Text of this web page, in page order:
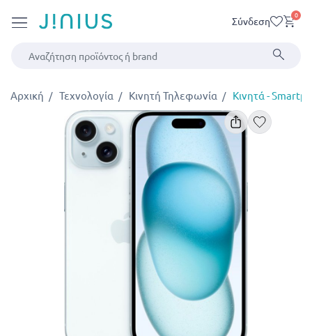
Σύνδεση 0
Αρχική Τεχνολογία Κινητή Τηλεφωνία Κινητά -